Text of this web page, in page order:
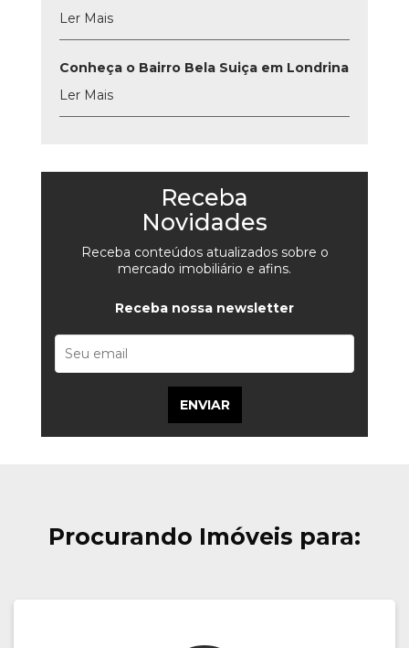
Ler Mais
Conheça o Bairro Bela Suiça em Londrina
Ler Mais
Receba
Novidades
Receba conteúdos atualizados sobre o
mercado imobiliário e afins.
Receba nossa newsletter
Procurando Imóveis para: